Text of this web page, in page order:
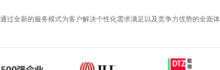
通过全新的服务模式为客户解决个性化需求满足以及竞争力优势的全面